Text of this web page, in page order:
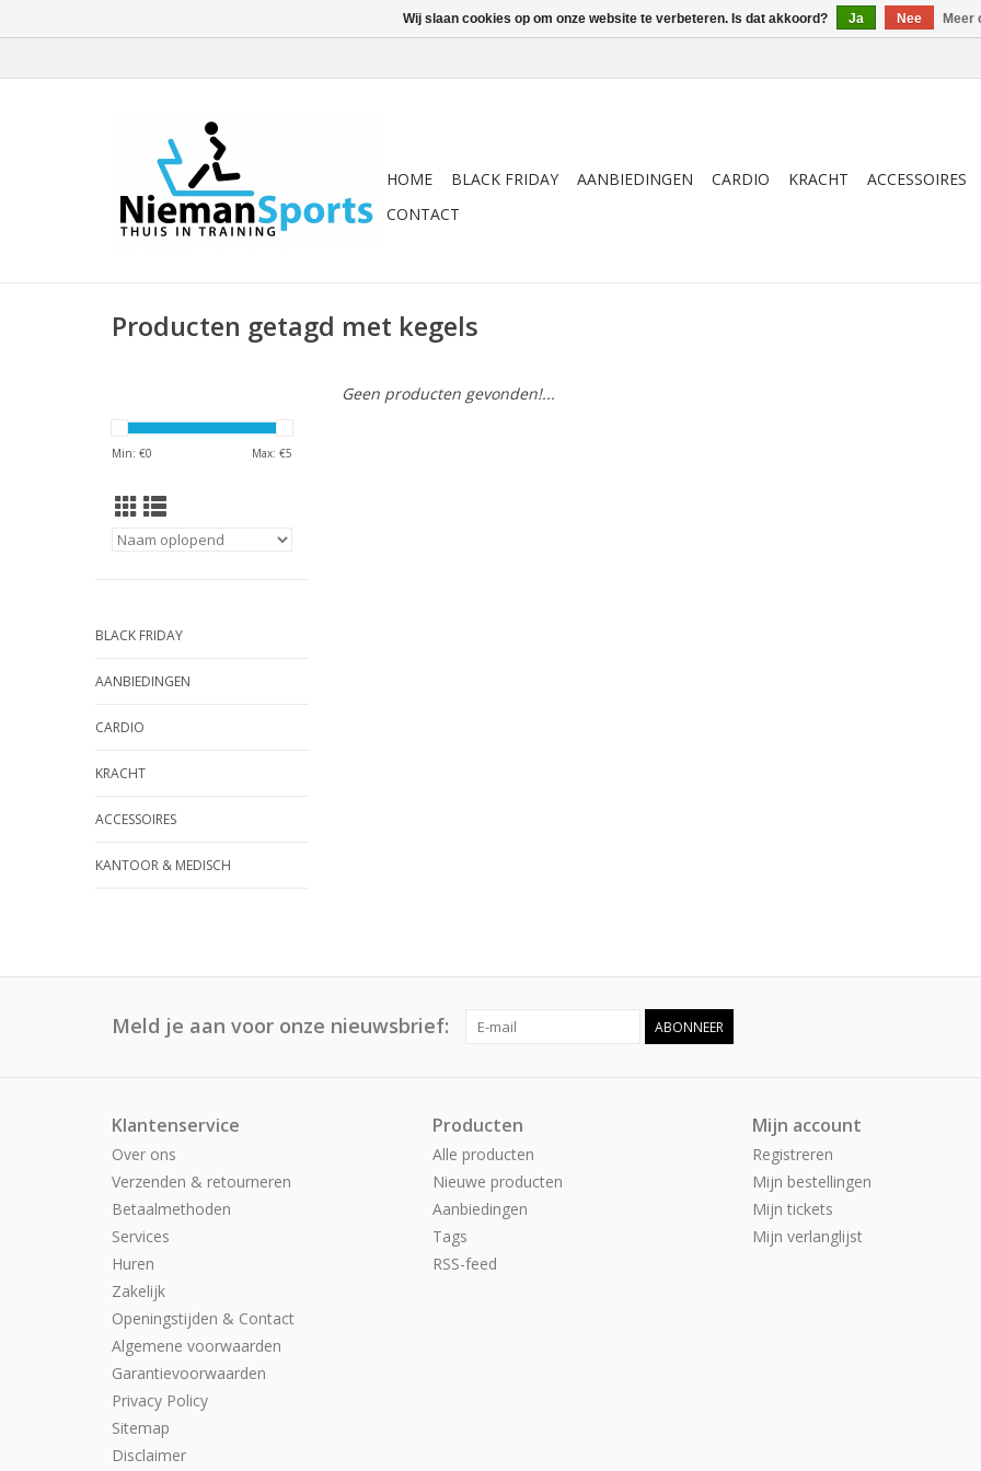
HOME BLACK FRIDAY AANBIEDINGEN CARDIO KRACHT
ACCESSOIRES
CONTACT
Producten getagd met kegels
Min: €0 Max: €5
BLACK FRIDAY
AANBIEDINGEN
CARDIO
KRACHT
ACCESSOIRES
KANTOOR & MEDISCH
Geen producten gevonden!...
Meld je aan voor onze nieuwsbrief: ABONNEER
Klantenservice
Over ons
Verzenden & retourneren
Betaalmethoden
Services
Huren
Zakelijk
Openingstijden & Contact
Algemene voorwaarden
Garantievoorwaarden
Privacy Policy
Sitemap
Disclaimer
Producten
Alle producten
Nieuwe producten
Aanbiedingen
Tags
RSS-feed
Mijn account
Registreren
Mijn bestellingen
Mijn tickets
Mijn verlanglijst
Wij slaan cookies op om onze website te verbeteren. Is dat akkoord? Ja Nee Meer